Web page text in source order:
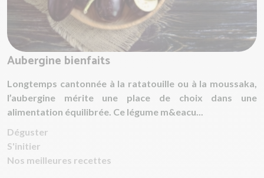
Aubergine bienfaits
Longtemps cantonnée à la ratatouille ou à la moussaka,
l’aubergine mérite une place de choix dans une
alimentation équilibrée. Ce légume m&eacu...
Déguster
S'initier
Nos meilleures recettes